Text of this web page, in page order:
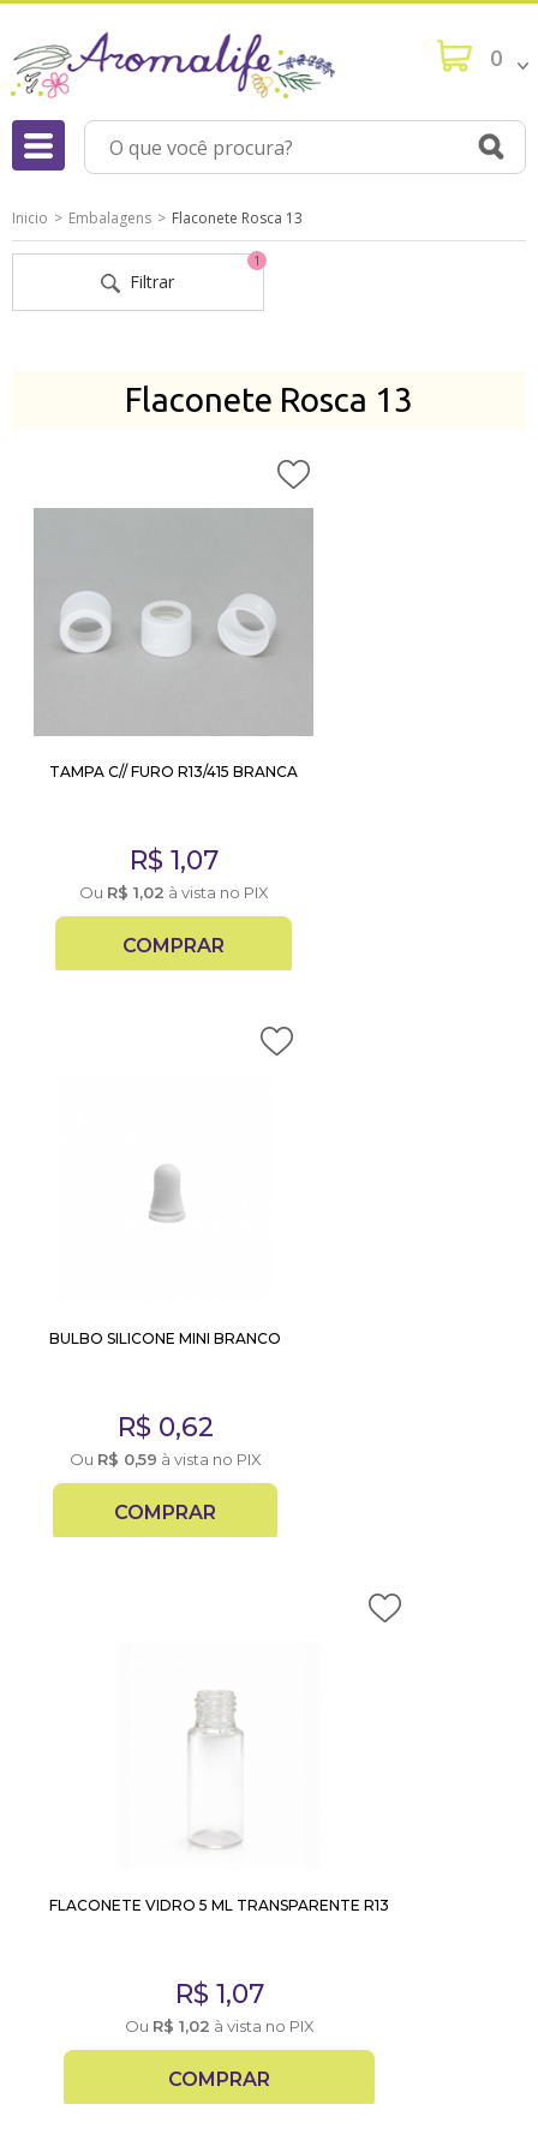
0
Filtrar
1
Inicio Embalagens Flaconete Rosca 13
Flaconete Rosca 13
TAMPA C// FURO R13/415 BRANCA
R$ 1,07
Ou R$ 1,02 à vista no PIX
COMPRAR
BULBO SILICONE MINI BRANCO
R$ 0,62
Ou R$ 0,59 à vista no PIX
COMPRAR
FLACONETE VIDRO 5 ML TRANSPARENTE R13
R$ 1,07
Ou R$ 1,02 à vista no PIX
COMPRAR